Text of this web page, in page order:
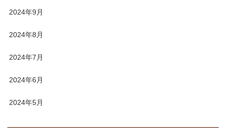
2024年9月
2024年8月
2024年7月
2024年6月
2024年5月